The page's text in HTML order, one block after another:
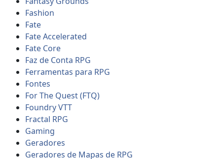
Fashion
Fate
Fate Accelerated
Fate Core
Faz de Conta RPG
Ferramentas para RPG
Fontes
For The Quest (FTQ)
Foundry VTT
Fractal RPG
Gaming
Geradores
Geradores de Mapas de RPG